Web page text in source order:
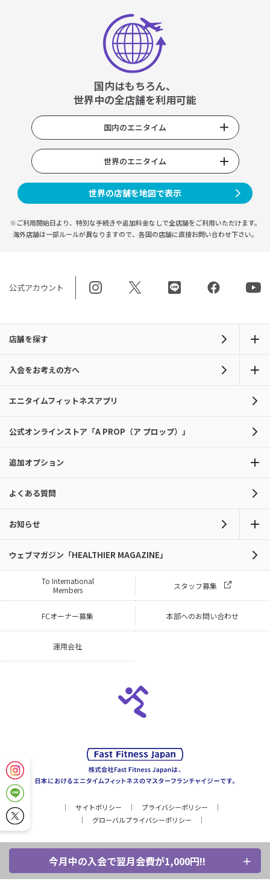
今月中の入会で翌月会費が1,000円!!
国内はもちろん、
世界中の全店舗を利用可能
国内のエニタイム
世界のエニタイム
世界の店舗を地図で表示
※ご利用開始日より、特別な手続きや追加料金なしで全店舗をご利用いただけます。
海外店舗は一部ルールが異なりますので、 各国の店舗に直接お問い合わせ下さい。
公式アカウント
店舗を探す
入会をお考えの方へ
エニタイムフィットネスアプリ
公式オンラインストア「A PROP（ア プロップ）」
追加オプション
よくある質問
お知らせ
ウェブマガジン「HEALTHIER MAGAZINE」
To International
Members
スタッフ募集
FCオーナー募集 本部へのお問い合わせ
運用会社
サイトポリシー
プライバシーポリシー
グローバルプライバシーポリシー
Copyright © Fast Fitness Japan, Inc. All Rights Reserved.